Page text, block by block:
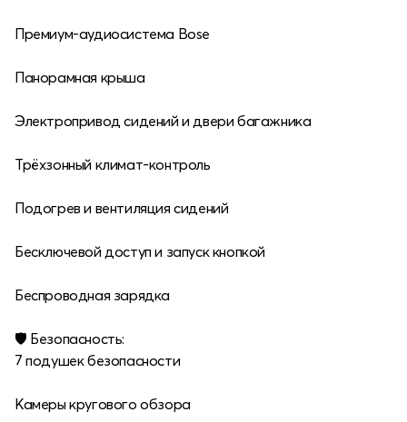
Премиум-аудиосистема Bose
Панорамная крыша
Электропривод сидений и двери багажника
Трёхзонный климат-контроль
Подогрев и вентиляция сидений
Бесключевой доступ и запуск кнопкой
Беспроводная зарядка
🛡 Безопасность:
7 подушек безопасности
Камеры кругового обзора